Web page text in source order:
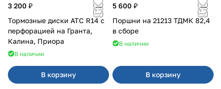
3 200 ₽
Тормозные диски АТС R14 с
перфорацией на Гранта,
Калина, Приора
В наличии
В корзину
5 600 ₽
Поршни на 21213 ТДМК 82,4
в сборе
В наличии
В корзину